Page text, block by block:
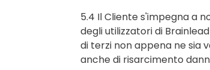
5.4 Il Cliente s'impegna a
degli utilizzatori di
di terzi non appena ne sia
anche di risarcimento